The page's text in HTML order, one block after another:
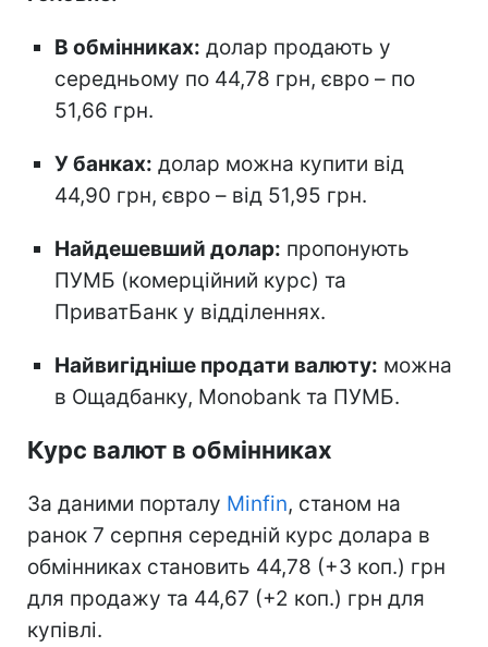
В обмінниках: долар продають у
середньому по 44,78 грн, євро – по
51,66 грн.
У банках: долар можна купити від
44,90 грн, євро – від 51,95 грн.
Найдешевший долар: пропонують
ПУМБ (комерційний курс) та
ПриватБанк у відділеннях.
Найвигідніше продати валюту: можна
в Ощадбанку, Monobank та ПУМБ.
Курс валют в обмінниках
За даними порталу Minfin, станом на
ранок 7 серпня середній курс долара в
обмінниках становить 44,78 (+3 коп.) грн
для продажу та 44,67 (+2 коп.) грн для
купівлі.